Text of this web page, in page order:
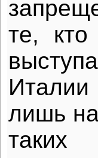
те,
лишь
таких